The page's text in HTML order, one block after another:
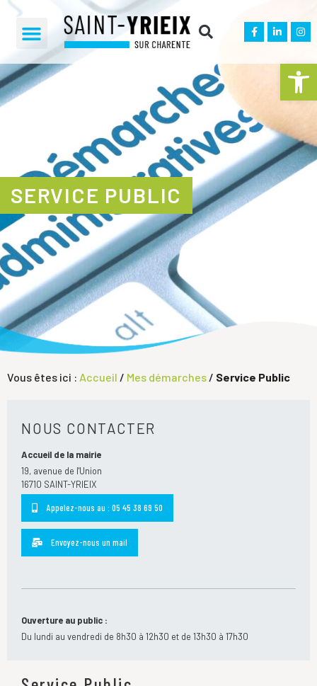
Ouvrir
SERVICE PUBLIC
Vous êtes ici : Accueil / Mes démarches / Service Public
NOUS CONTACTER
Accueil de la mairie
19, avenue de l'Union
16710 SAINT-YRIEIX
Appelez-nous au : 05 45 38 69 50
Envoyez-nous un mail
Ouverture au public :
Du lundi au vendredi de 8h30 à 12h30 et de 13h30 à 17h30